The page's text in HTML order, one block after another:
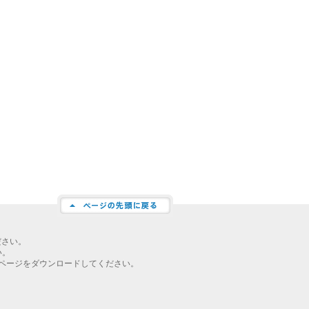
い。
ジをダウンロードしてください。